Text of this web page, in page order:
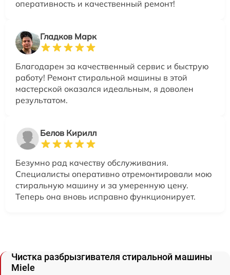
оперативность и качественный ремонт!
Гладков Марк
Благодарен за качественный сервис и быструю
работу! Ремонт стиральной машины в этой
мастерской оказался идеальным, я доволен
результатом.
Белов Кирилл
Безумно рад качеству обслуживания.
Специалисты оперативно отремонтировали мою
стиральную машину и за умеренную цену.
Теперь она вновь исправно функционирует.
Чистка разбрызгивателя стиральной машины
Miele